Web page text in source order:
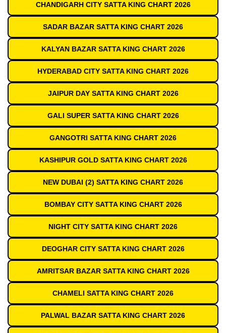
CHANDIGARH CITY SATTA KING CHART 2026
SADAR BAZAR SATTA KING CHART 2026
KALYAN BAZAR SATTA KING CHART 2026
HYDERABAD CITY SATTA KING CHART 2026
JAIPUR DAY SATTA KING CHART 2026
GALI SUPER SATTA KING CHART 2026
GANGOTRI SATTA KING CHART 2026
KASHIPUR GOLD SATTA KING CHART 2026
NEW DUBAI (2) SATTA KING CHART 2026
BOMBAY CITY SATTA KING CHART 2026
NIGHT CITY SATTA KING CHART 2026
DEOGHAR CITY SATTA KING CHART 2026
AMRITSAR BAZAR SATTA KING CHART 2026
CHAMELI SATTA KING CHART 2026
PALWAL BAZAR SATTA KING CHART 2026